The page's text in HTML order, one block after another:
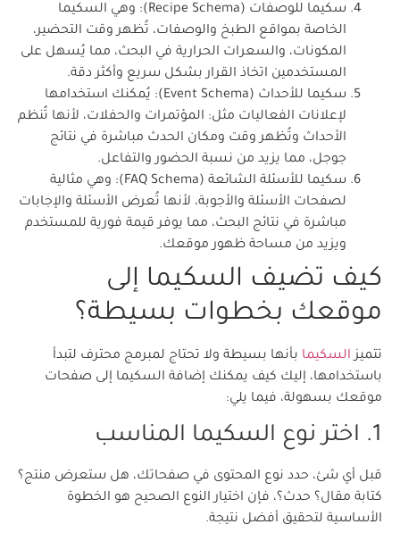
سكيما للوصفات (Recipe Schema): وهي السكيما
الخاصة بمواقع الطبخ والوصفات، تُظهر وقت التحضير،
المكونات، والسعرات الحرارية في البحث، مما يُسهل على
المستخدمين اتخاذ القرار بشكل سريع وأكثر دقة.
سكيما للأحداث (Event Schema): يُمكنك استخدامها
لإعلانات الفعاليات مثل: المؤتمرات والحفلات، لأنها تُنظم
الأحداث وتُظهر وقت ومكان الحدث مباشرة في نتائج
جوجل، مما يزيد من نسبة الحضور والتفاعل.
سكيما للأسئلة الشائعة (FAQ Schema): وهي مثالية
لصفحات الأسئلة والأجوبة، لأنها تُعرض الأسئلة والإجابات
مباشرة في نتائج البحث، مما يوفر قيمة فورية للمستخدم
ويزيد من مساحة ظهور موقعك.
كيف تضيف السكيما إلى
موقعك بخطوات بسيطة؟
تتميزالسكيما بأنها بسيطة ولا تحتاج لمبرمج محترف لتبدأ
باستخدامها، إليك كيف يمكنك إضافة السكيما إلى صفحات
موقعك بسهولة، فيما يلي:
1. اختر نوع السكيما المناسب
قبل أي شئ، حدد نوع المحتوى في صفحاتك، هل ستعرض منتج؟
كتابة مقال؟ حدث؟، فإن اختيار النوع الصحيح هو الخطوة
الأساسية لتحقيق أفضل نتيجة.